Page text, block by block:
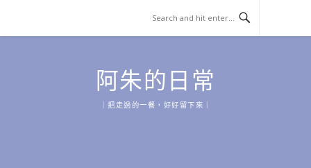
content
阿朱的日常
｜把走過的一餐，好好留下來｜